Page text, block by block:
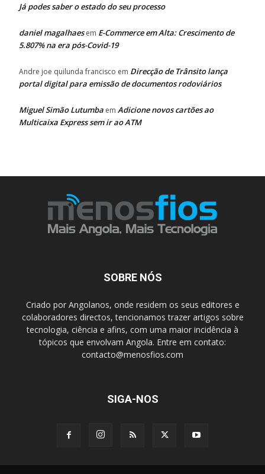
Já podes saber o estado do seu processo
daniel magalhaesem E-Commerce em Alta: Crescimento de
5.807% na era pós-Covid-19
Andre joe quilunda francisco em Direcção de Trânsito lança
portal digital para emissão de documentos rodoviários
Miguel Simão Lutumba em Adicione novos cartões ao
Multicaixa Express sem ir ao ATM
SOBRE NÓS
Criado por Angolanos, onde residem os seus editores e
colaboradores directos, tencionamos trazer artigos sobre
tecnologia, ciência e afins, com uma maior incidência à
tópicos que envolvam Angola. Entre em contato:
contacto@menosfios.com
SIGA-NOS